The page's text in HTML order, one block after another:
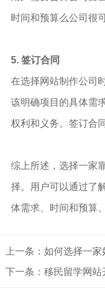
时间和预算么公司很
5. 签订合同
在选择网站制作公司
该明确项目的具体需
权利和义务。签订合
综上所述，选择一家
择。用户可以通过了
体需求、时间和预算
下一条：移民留学网站